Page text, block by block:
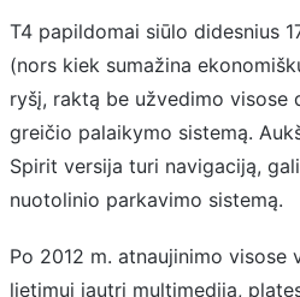
T4 papildomai siūlo didesnius
(nors kiek sumažina
ryšį, raktą be užvedimo visose
greičio palaikymo sistemą.
Spirit versija turi navigaciją,
nuotolinio parkavimo sistemą.
Po 2012 m. atnaujinimo visose
lietimui jautri multimedija,